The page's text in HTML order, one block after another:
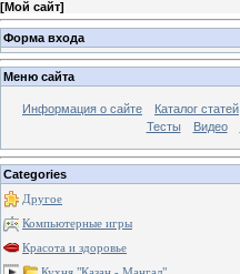
[Мой сайт]
Форма входа
Меню сайта
Информация о сайте Каталог статей
Тесты
Видео
Categories
Другое
Компьютерные игры
Красота и здоровье